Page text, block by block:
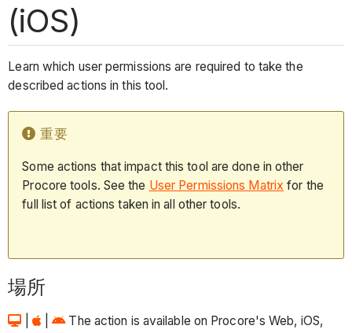
(iOS)
Learn which user permissions are required to take the
described actions in this tool.
重要
Some actions that impact this tool are done in other
Procore tools. See the User Permissions Matrix for the
full list of actions taken in all other tools.
場所
|
The action is available on Procore's Web, iOS,